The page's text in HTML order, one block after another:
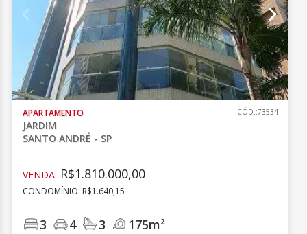
APARTAMENTO
JARDIM
SANTO ANDRÉ - SP
CÓD.:73534
VENDA: R$1.810.000,00
CONDOMÍNIO: R$1.640,15
3 4 3 175m²